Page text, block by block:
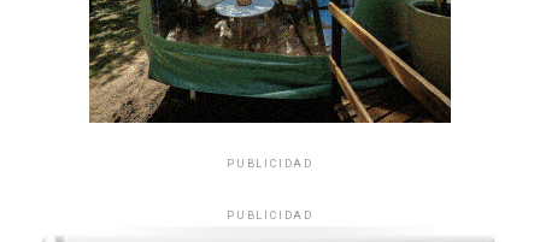
PUBLICIDAD
PUBLICIDAD